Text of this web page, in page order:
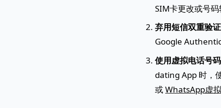
SIM卡更改或号码
弃用短信双重验证
Google
使用虚拟电话号
dating App 时，
或WhatsApp虚